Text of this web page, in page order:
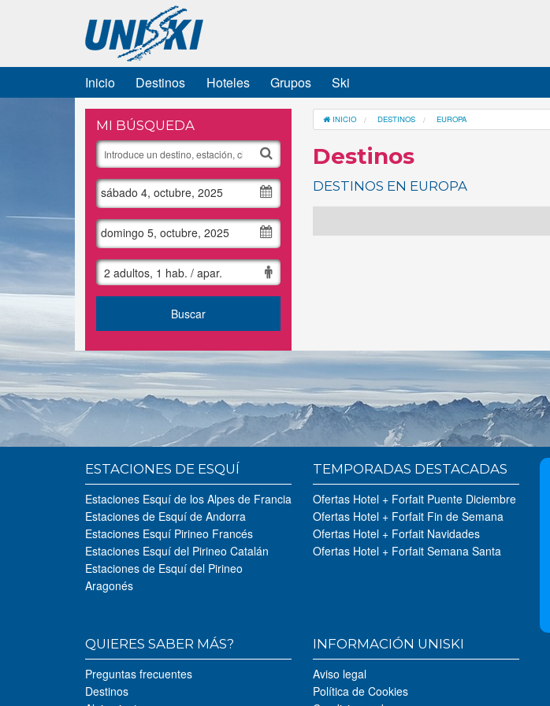
Inicio Destinos Hoteles Grupos Ski
MI BÚSQUEDA
sábado 4, octubre, 2025
domingo 5, octubre, 2025
2 adultos, 1 hab. / apar.
Buscar
INICIO DESTINOS EUROPA
Destinos
DESTINOS EN EUROPA
ESTACIONES DE ESQUÍ
Estaciones Esquí de los Alpes de Francia
Estaciones de Esquí de Andorra
Estaciones Esquí Pirineo Francés
Estaciones Esquí del Pirineo Catalán
Estaciones de Esquí del Pirineo
Aragonés
TEMPORADAS DESTACADAS
Ofertas Hotel + Forfait Puente Diciembre
Ofertas Hotel + Forfait Fin de Semana
Ofertas Hotel + Forfait Navidades
Ofertas Hotel + Forfait Semana Santa
QUIERES SABER MÁS?
Preguntas frecuentes
Destinos
INFORMACIÓN UNISKI
Aviso legal
Política de Cookies